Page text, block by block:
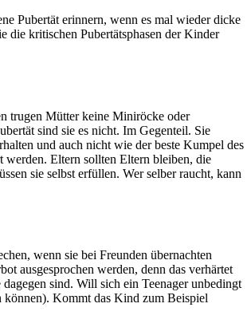
Pubertät erinnern, wenn es mal wieder dicke
die kritischen Pubertätsphasen der Kinder
trugen Mütter keine Miniröcke oder
sind sie es nicht. Im Gegenteil. Sie
und auch nicht wie der beste Kumpel des
werden. Eltern sollten Eltern bleiben, die
sie selbst erfüllen. Wer selber raucht, kann
wenn sie bei Freunden übernachten
ausgesprochen werden, denn das verhärtet
sind. Will sich ein Teenager unbedingt
können). Kommt das Kind zum Beispiel